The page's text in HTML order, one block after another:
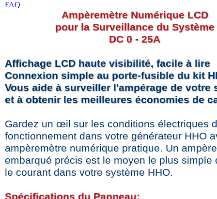
FAQ
Ampèremètre Numérique LCD
pour la Surveillance du Système
DC 0 - 25A
Affichage LCD haute visibilité, facile à lire
Connexion simple au porte-fusible du kit
Vous aide à surveiller l'ampérage de votre
et à obtenir les meilleures économies de
Gardez un œil sur les conditions électriques
fonctionnement dans votre générateur HHO
ampèremètre numérique pratique. Un
embarqué précis est le moyen le plus simple
le courant dans votre système HHO.
Spécifications du Panneau: